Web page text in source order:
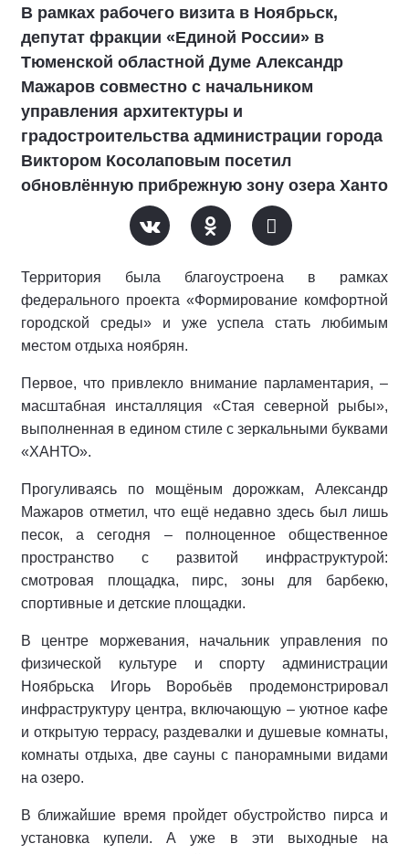
В рамках рабочего визита в Ноябрьск,
депутат фракции «Единой России» в
Тюменской областной Думе Александр
Мажаров совместно с начальником
управления архитектуры и
градостроительства администрации города
Виктором Косолаповым посетил
обновлённую прибрежную зону озера Ханто
Территория была благоустроена в рамках
федерального проекта «Формирование комфортной
городской среды» и уже успела стать любимым
местом отдыха ноябрян.
Первое, что привлекло внимание парламентария, –
масштабная инсталляция «Стая северной рыбы»,
выполненная в едином стиле с зеркальными буквами
«ХАНТО».
Прогуливаясь по мощёным дорожкам, Александр
Мажаров отметил, что ещё недавно здесь был лишь
песок, а сегодня – полноценное общественное
пространство с развитой инфраструктурой:
смотровая площадка, пирс, зоны для барбекю,
спортивные и детские площадки.
В центре моржевания, начальник управления по
физической культуре и спорту администрации
Ноябрьска Игорь Воробьёв продемонстрировал
инфраструктуру центра, включающую – уютное кафе
и открытую террасу, раздевалки и душевые комнаты,
комнаты отдыха, две сауны с панорамными видами
на озеро.
В ближайшие время пройдет обустройство пирса и
установка купели. А уже в эти выходные на